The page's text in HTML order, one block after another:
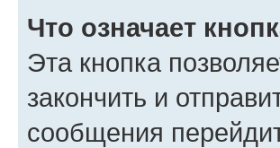
Что означает
Эта кнопка
закончить и
сообщения